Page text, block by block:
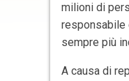
milioni di
responsabile
sempre più
A causa di